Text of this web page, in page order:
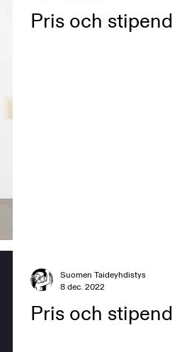
Pris och
Pris och
Suomen Taideyhdistys
8 dec. 2022